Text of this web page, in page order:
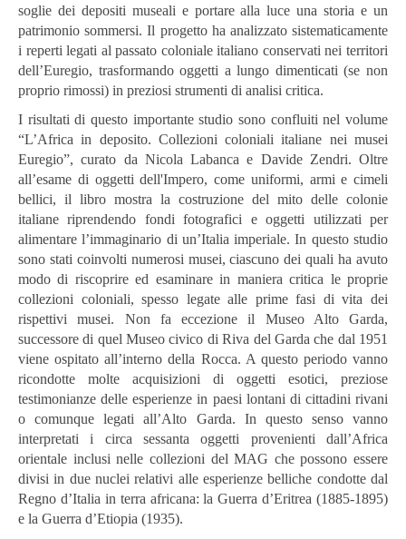
soglie dei depositi museali e portare alla luce una storia e un
patrimonio sommersi. Il progetto ha analizzato sistematicamente
i reperti legati al passato coloniale italiano conservati nei territori
dell’Euregio, trasformando oggetti a lungo dimenticati (se non
proprio rimossi) in preziosi strumenti di analisi critica.
I risultati di questo importante studio sono confluiti nel volume
“L’Africa in deposito. Collezioni coloniali italiane nei musei
Euregio”, curato da Nicola Labanca e Davide Zendri. Oltre
all’esame di oggetti dell'Impero, come uniformi, armi e cimeli
bellici, il libro mostra la costruzione del mito delle colonie
italiane riprendendo fondi fotografici e oggetti utilizzati per
alimentare l’immaginario di un’Italia imperiale. In questo studio
sono stati coinvolti numerosi musei, ciascuno dei quali ha avuto
modo di riscoprire ed esaminare in maniera critica le proprie
collezioni coloniali, spesso legate alle prime fasi di vita dei
rispettivi musei. Non fa eccezione il Museo Alto Garda,
successore di quel Museo civico di Riva del Garda che dal 1951
viene ospitato all’interno della Rocca. A questo periodo vanno
ricondotte molte acquisizioni di oggetti esotici, preziose
testimonianze delle esperienze in paesi lontani di cittadini rivani
o comunque legati all’Alto Garda. In questo senso vanno
interpretati i circa sessanta oggetti provenienti dall’Africa
orientale inclusi nelle collezioni del MAG che possono essere
divisi in due nuclei relativi alle esperienze belliche condotte dal
Regno d’Italia in terra africana: la Guerra d’Eritrea (1885-1895)
e la Guerra d’Etiopia (1935).